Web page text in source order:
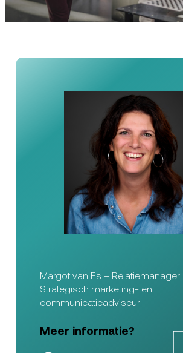
Margot van Es –
Strategisch marketing- en
communicatieadviseur
Meer informatie?